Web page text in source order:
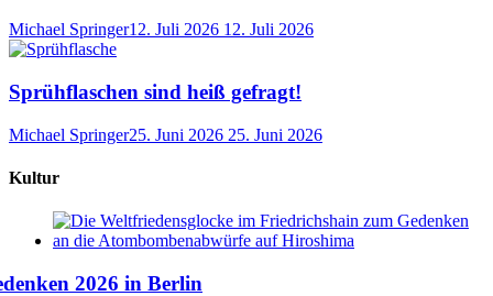
Michael Springer12. Juli 2026 12. Juli 2026
Sprühflaschen sind heiß gefragt!
Michael Springer25. Juni 2026 25. Juni 2026
Kultur
2026 in Berlin